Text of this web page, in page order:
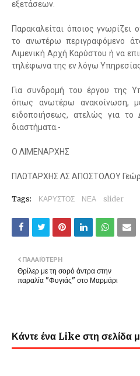
εξετάσεων.
Παρακαλείται όποιος γνωρίζει
το ανωτέρω περιγραφόμενο
Λιμενική Αρχή Καρύστου ή να
τηλέφωνα της εν λόγω
Για συνδρομή του έργου της
όπως ανωτέρω ανακοίνωση,
ειδοποιήσεως, ατελώς για το
διαστήματα.-
Ο ΛΙΜΕΝΑΡΧΗΣ
ΠΛΩΤΑΡΧΗΣ ΛΣ ΑΠΟΣΤΟΛΟΥ
Tags: ΚΑΡΥΣΤΟΣ ΝΕΑ slider
ΠΑΛΑΙΌΤΕΡΗ
Θρίλερ με τη σορό άντρα στην
παραλία "Φυγιάς" στο Μαρμάρι
Κάντε ένα Like στη σελίδα